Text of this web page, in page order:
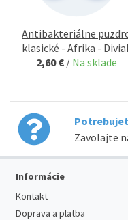
Antibakteriálne
klasické - Afrika -
2,60 € / Na sklade
Zavolajte
Informácie
Kontakt
Doprava a platba